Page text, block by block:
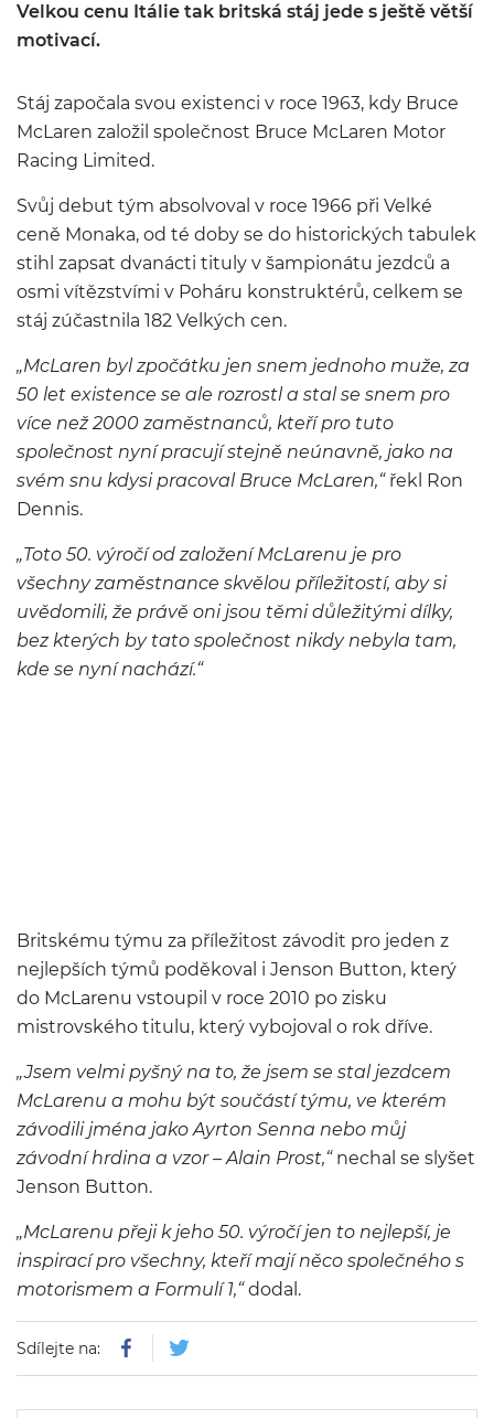
Velkou cenu Itálie tak britská stáj jede s ještě větší
motivací.
Stáj započala svou existenci v roce 1963, kdy Bruce
McLaren založil společnost Bruce McLaren Motor
Racing Limited.
Svůj debut tým absolvoval v roce 1966 při Velké
ceně Monaka, od té doby se do historických tabulek
stihl zapsat dvanácti tituly v šampionátu jezdců a
osmi vítězstvími v Poháru konstruktérů, celkem se
stáj zúčastnila 182 Velkých cen.
„McLaren byl zpočátku jen snem jednoho muže, za
50 let existence se ale rozrostl a stal se snem pro
více než 2000 zaměstnanců, kteří pro tuto
společnost nyní pracují stejně neúnavně, jako na
svém snu kdysi pracoval Bruce McLaren,“řekl Ron
Dennis.
„Toto 50. výročí od založení McLarenu je pro
všechny zaměstnance skvělou příležitostí, aby si
uvědomili, že právě oni jsou těmi důležitými dílky,
bez kterých by tato společnost nikdy nebyla tam,
kde se nyní nachází.“
Britskému týmu za příležitost závodit pro jeden z
nejlepších týmů poděkoval i Jenson Button, který
do McLarenu vstoupil v roce 2010 po zisku
mistrovského titulu, který vybojoval o rok dříve.
„Jsem velmi pyšný na to, že jsem se stal jezdcem
McLarenu a mohu být součástí týmu, ve kterém
závodili jména jako Ayrton Senna nebo můj
závodní hrdina a vzor – Alain Prost,“nechal se slyšet
Jenson Button.
„McLarenu přeji k jeho 50. výročí jen to nejlepší, je
inspirací pro všechny, kteří mají něco společného s
motorismem a Formulí 1,“dodal.
Sdílejte na: